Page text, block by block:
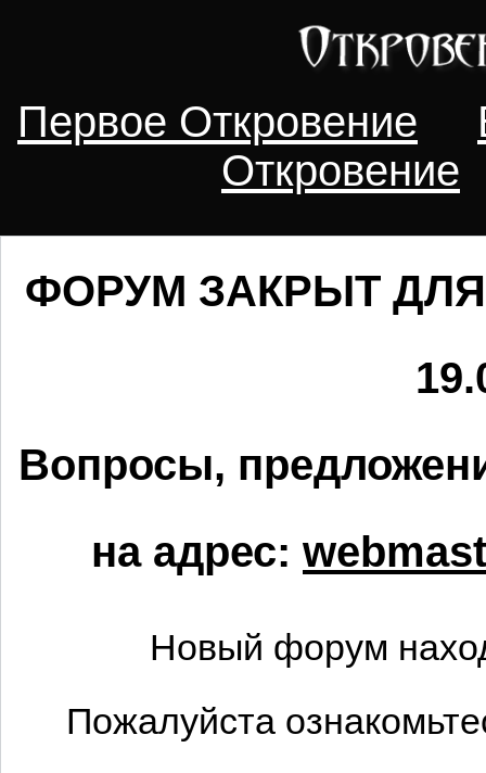
Первое Откровение
Откровение
ФОРУМ ЗАКРЫТ
Вопросы,
на адрес:
Новый форум
Пожалуйста